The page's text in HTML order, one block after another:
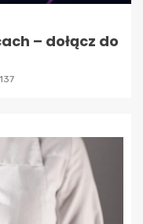
– dołącz do
137